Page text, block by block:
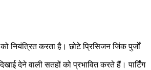
नियंत्रित करता है। छोटे प्रिसिजन जिंक पुर्जों
देने वाली सतहों को प्रभावित करते हैं। पार्टिंग